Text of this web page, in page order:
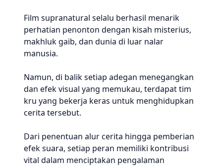
Film supranatural selalu berhasil menarik
perhatian penonton dengan kisah misterius,
makhluk gaib, dan dunia di luar nalar
manusia.
Namun, di balik setiap adegan menegangkan
dan efek visual yang memukau, terdapat tim
kru yang bekerja keras untuk menghidupkan
cerita tersebut.
Dari penentuan alur cerita hingga pemberian
efek suara, setiap peran memiliki kontribusi
vital dalam menciptakan pengalaman